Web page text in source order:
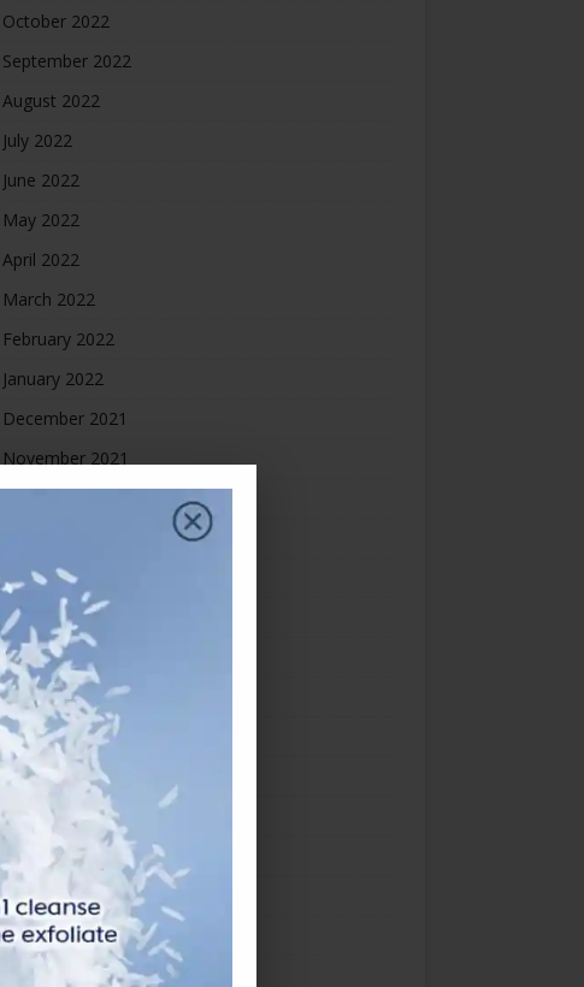
October 2022
September 2022
August 2022
July 2022
June 2022
May 2022
April 2022
March 2022
February 2022
January 2022
December 2021
November 2021
August 2021
July 2021
June 2021
May 2021
April 2021
March 2021
February 2021
January 2021
December 2020
November 2020
October 2020